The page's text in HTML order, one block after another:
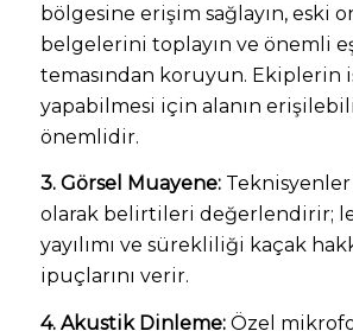
bölgesine erişim sağlayın, eski
belgelerini toplayın ve önemli
temasından koruyun. Ekiplerin
yapabilmesi için alanın
önemlidir.
3. Görsel Muayene:Teknisyenler
olarak belirtileri değerlendirir;
yayılımı ve sürekliliği kaçak
ipuçlarını verir.
4. Akustik Dinleme:Özel